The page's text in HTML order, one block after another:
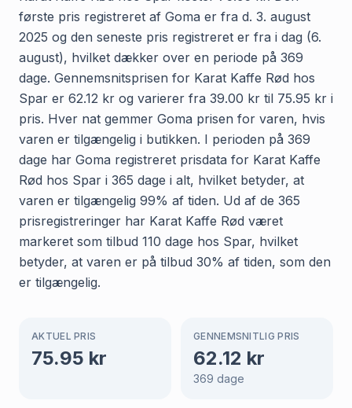
første pris registreret af Goma er fra d. 3. august
2025 og den seneste pris registreret er fra i dag (6.
august), hvilket dækker over en periode på 369
dage. Gennemsnitsprisen for Karat Kaffe Rød hos
Spar er 62.12 kr og varierer fra 39.00 kr til 75.95 kr i
pris. Hver nat gemmer Goma prisen for varen, hvis
varen er tilgængelig i butikken. I perioden på 369
dage har Goma registreret prisdata for Karat Kaffe
Rød hos Spar i 365 dage i alt, hvilket betyder, at
varen er tilgængelig 99% af tiden. Ud af de 365
prisregistreringer har Karat Kaffe Rød været
markeret som tilbud 110 dage hos Spar, hvilket
betyder, at varen er på tilbud 30% af tiden, som den
er tilgængelig.
AKTUEL PRIS
75.95 kr
GENNEMSNITLIG PRIS
62.12 kr
369 dage